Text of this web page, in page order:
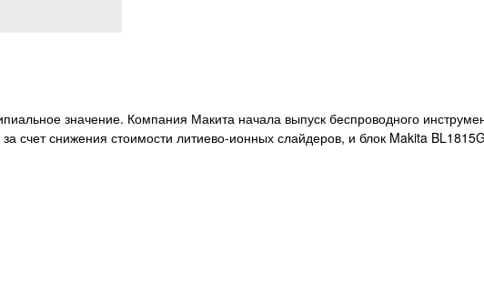
значение. Компания Макита начала выпуск беспроводного
за счет снижения стоимости литиево-ионных слайдеров, и блок Makita